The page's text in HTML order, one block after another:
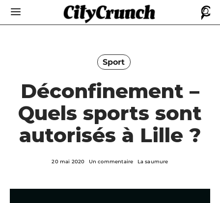
Sport
Déconfinement –
Quels sports sont
autorisés à Lille ?
20 mai 2020 Un commentaire La saumure